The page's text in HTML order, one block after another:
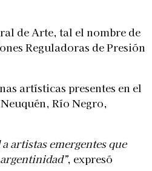
de Arte, tal el nombre de
Reguladoras de Presión
artísticas presentes en el
Río Negro,
artistas emergentes que
, expresó